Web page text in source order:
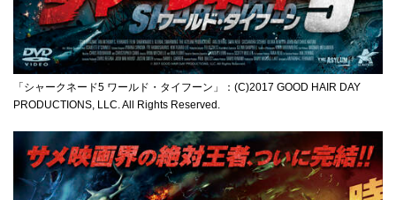
「シャークネード5 ワールド・タイフーン」：(C)2017 GOOD HAIR DAY
PRODUCTIONS, LLC. All Rights Reserved.